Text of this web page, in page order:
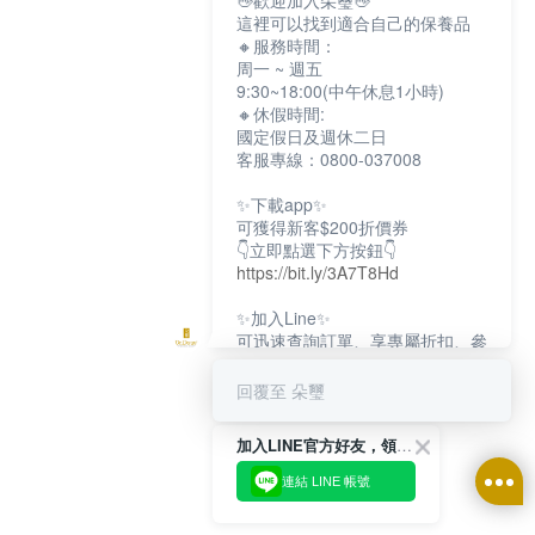
加入LINE官方好友，領取$200折價券
連結 LINE 帳號
這裡可以找到適合自己的保養品
🔸服務時間：
周一 ~ 週五
9:30~18:00(中午休息1小時)
🔸休假時間:
國定假日及週休二日
客服專線：0800-037008
✨下載app✨
可獲得新客$200折價券
👇立即點選下方按鈕👇
https://bit.ly/3A7T8Hd
✨加入Line✨
可迅速查詢訂單、享專屬折扣、參
👇立即點選下方按鈕👇
✨追蹤IG✨
👇立即點選下方按鈕👇
https://bit.ly/3w8zJm1
回覆至 朵璽